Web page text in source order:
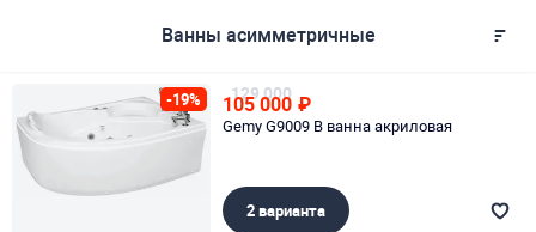
Ванны асимметричные
-19% 129 000
105 000 ₽
Gemy G9009 B ванна акриловая
2 варианта